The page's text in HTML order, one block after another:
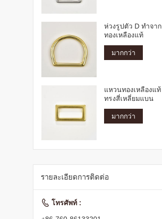
ห่วงรูปตัว D ทำจาก
ทองเหลืองแท้
มากกว่า
แหวนทองเหลืองแท้
ทรงสี่เหลี่ยมแบน
มากกว่า
รายละเอียดการติดต่อ
 โทรศัพท์ :